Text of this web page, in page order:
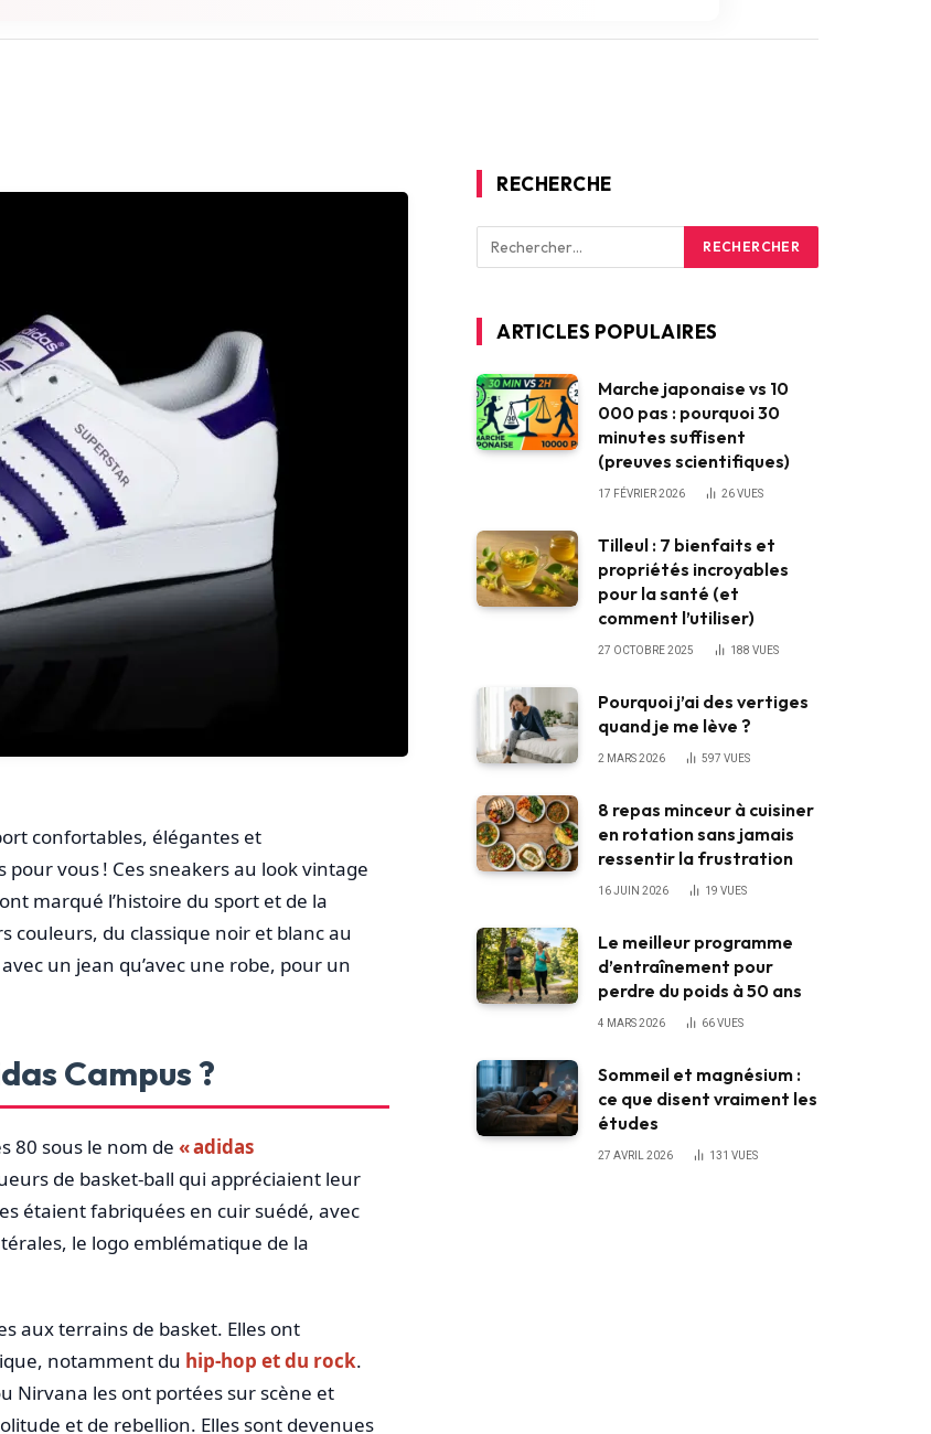
confortables, élégantes et
pour vous ! Ces sneakers au look vintage
marqué l’histoire du sport et de la
couleurs, du classique noir et blanc au
un jean qu’avec une robe, pour un
Campus ?
80 sous le nom de « adidas
de basket-ball qui appréciaient leur
étaient fabriquées en cuir suédé, avec
le logo emblématique de la
aux terrains de basket. Elles ont
notamment du hip-hop et du rock.
Nirvana les ont portées sur scène et
et de rebellion. Elles sont devenues
RECHERCHE
ARTICLES POPULAIRES
Marche japonaise vs 10
000 pas : pourquoi 30
minutes suffisent
(preuves scientifiques)
17 FÉVRIER 2026 26VUES
Tilleul : 7 bienfaits et
propriétés incroyables
pour la santé (et
comment l’utiliser)
27 OCTOBRE 2025 188 VUES
Pourquoi j’ai des vertiges
quand je me lève ?
2 MARS 2026 597 VUES
8 repas minceur à cuisiner
en rotation sans jamais
ressentir la frustration
16 JUIN 2026 19 VUES
Le meilleur programme
d’entraînement pour
perdre du poids à 50 ans
4 MARS 2026 66VUES
Sommeil et magnésium :
ce que disent vraiment les
études
27 AVRIL 2026 131 VUES